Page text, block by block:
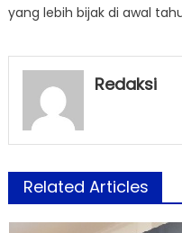
yang lebih bijak di awal
Redaksi
Related Articles